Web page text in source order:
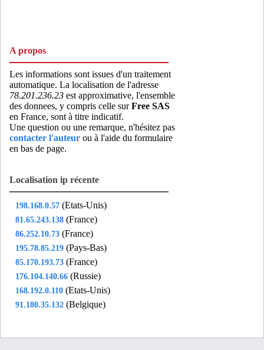
A propos
Les informations sont issues d'un traitement
automatique. La localisation de l'adresse
78.201.236.23 est approximative, l'ensemble
des donnees, y compris celle surFree SAS
en France, sont à titre indicatif.
Une question ou une remarque, n'hésitez pas
contacter l'auteur ou à l'aide du formulaire
en bas de page.
Localisation ip récente
198.168.0.57 (Etats-Unis)
81.65.243.138 (France)
86.252.10.73 (France)
195.78.85.219 (Pays-Bas)
85.170.193.73 (France)
176.104.140.66 (Russie)
168.192.0.110 (Etats-Unis)
91.180.35.132 (Belgique)